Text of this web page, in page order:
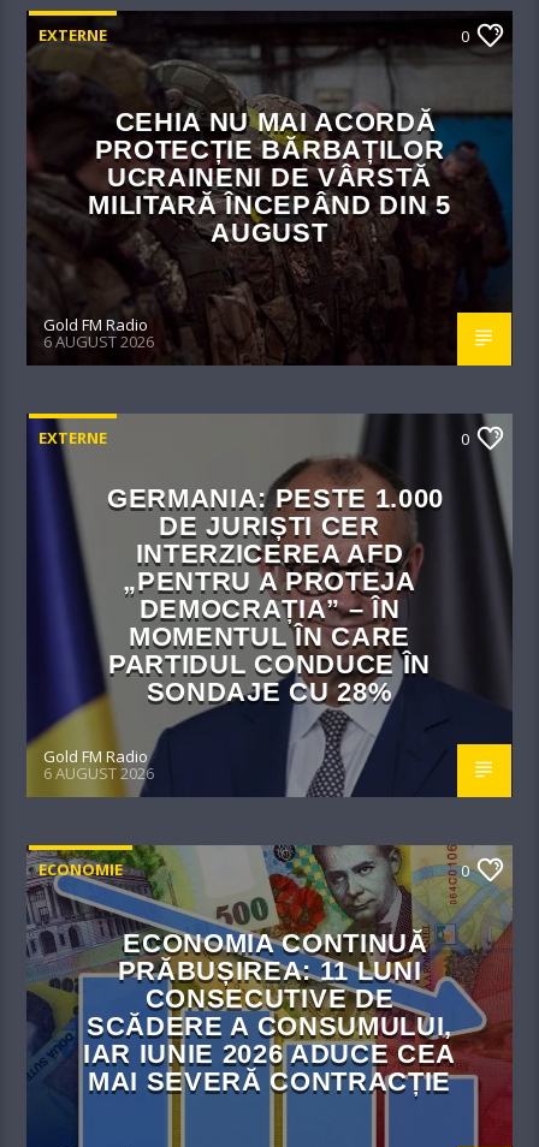
EXTERNE 0
CEHIA NU MAI ACORDĂ
PROTECȚIE BĂRBAȚILOR
UCRAINENI DE VÂRSTĂ
MILITARĂ ÎNCEPÂND DIN 5
AUGUST
Gold FM Radio
6 AUGUST 2026
EXTERNE 0
GERMANIA: PESTE 1.000
DE JURIȘTI CER
INTERZICEREA AFD
„PENTRU A PROTEJA
DEMOCRAȚIA” – ÎN
MOMENTUL ÎN CARE
PARTIDUL CONDUCE ÎN
SONDAJE CU 28%
Gold FM Radio
6 AUGUST 2026
ECONOMIE 0
ECONOMIA CONTINUĂ
PRĂBUȘIREA: 11 LUNI
CONSECUTIVE DE
SCĂDERE A CONSUMULUI,
IAR IUNIE 2026 ADUCE CEA
MAI SEVERĂ CONTRACȚIE